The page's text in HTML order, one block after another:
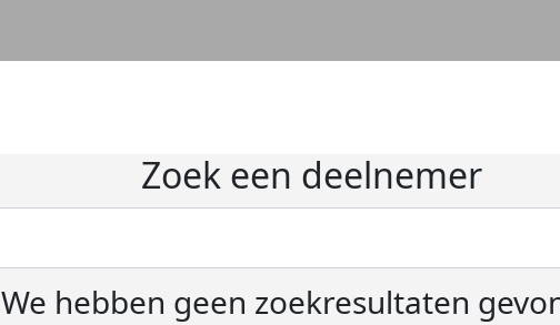
Zoek een deelnemer
We hebben geen zoekresultaten